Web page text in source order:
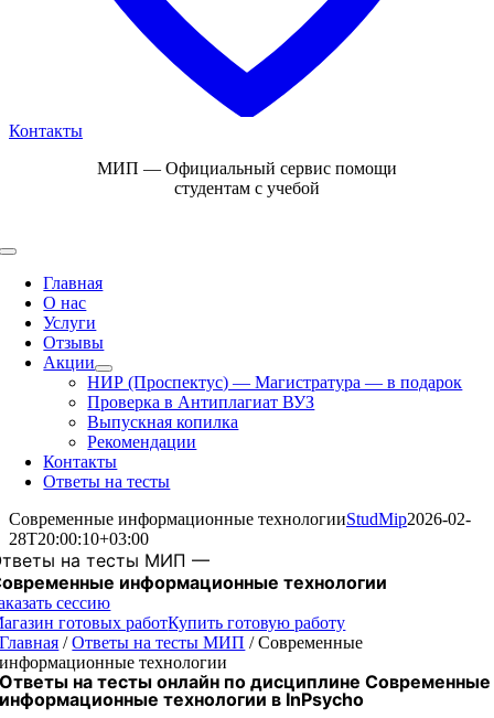
Контакты
МИП — Официальный сервис помощи
студентам с учебой
Toggle
NavigationГлавная
О нас
Услуги
Отзывы
Акции
НИР (Проспектус) — Магистратура — в подарок
Проверка в Антиплагиат ВУЗ
Выпускная копилка
Рекомендации
Контакты
Ответы на тесты
Современные информационные технологииStudMip2026-02-
28T20:00:10+03:00
на тесты МИП —
информационные технологии
сессию
готовых работКупить готовую работу
Главная /Ответы на тесты МИП /Современные
информационные технологии
Ответы на тесты онлайн по дисциплинеСовременные
информационные технологии в InPsycho